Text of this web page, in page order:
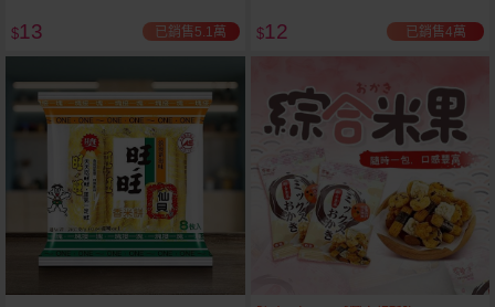
$13 已銷售5.1萬 $12 已銷售4萬